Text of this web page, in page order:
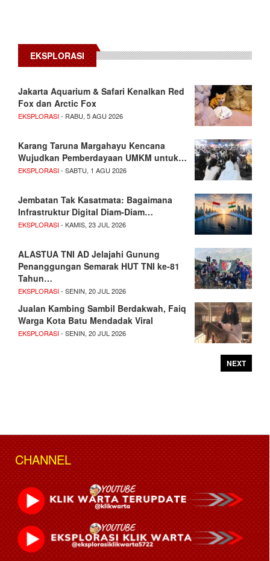
EKSPLORASI
Jakarta Aquarium & Safari Kenalkan Red
Fox dan Arctic Fox
EKSPLORASI- RABU, 5 AGU 2026
Karang Taruna Margahayu Kencana
Wujudkan Pemberdayaan UMKM untuk…
EKSPLORASI- SABTU, 1 AGU 2026
Jembatan Tak Kasatmata: Bagaimana
Infrastruktur Digital Diam-Diam…
EKSPLORASI- KAMIS, 23 JUL 2026
ALASTUA TNI AD Jelajahi Gunung
Penanggungan Semarak HUT TNI ke-81
Tahun…
EKSPLORASI- SENIN, 20 JUL 2026
Jualan Kambing Sambil Berdakwah, Faiq
Warga Kota Batu Mendadak Viral
EKSPLORASI- SENIN, 20 JUL 2026
NEXT
CHANNEL